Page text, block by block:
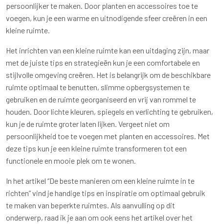
persoonlijker te maken. Door planten en accessoires toe te
voegen, kun je een warme en uitnodigende sfeer creëren in een
kleine ruimte.
Het inrichten van een kleine ruimte kan een uitdaging zijn, maar
met de juiste tips en strategieën kun je een comfortabele en
stijlvolle omgeving creëren. Het is belangrijk om de beschikbare
ruimte optimaal te benutten, slimme opbergsystemen te
gebruiken en de ruimte georganiseerd en vrij van rommel te
houden. Door lichte kleuren, spiegels en verlichting te gebruiken,
kun je de ruimte groter laten lijken. Vergeet niet om
persoonlijkheid toe te voegen met planten en accessoires. Met
deze tips kun je een kleine ruimte transformeren tot een
functionele en mooie plek om te wonen.
In het artikel “De beste manieren om een kleine ruimte in te
richten” vind je handige tips en inspiratie om optimaal gebruik
te maken van beperkte ruimtes. Als aanvulling op dit
onderwerp, raad ik je aan om ook eens het artikel over het